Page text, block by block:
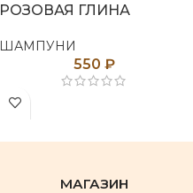
РОЗОВАЯ ГЛИНА
ШАМПУНИ
550 ₽
МАГАЗИН